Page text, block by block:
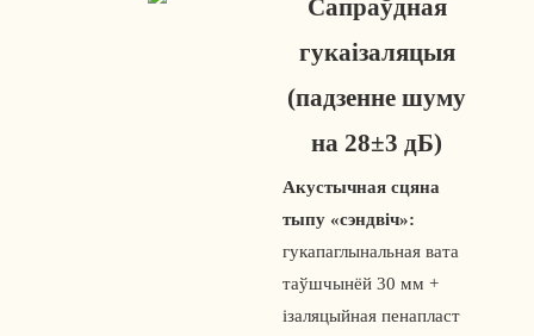
Сапраўдная
гукаізаляцыя
(падзенне шуму
на 28±3 дБ)
Акустычная сцяна
тыпу «сэндвіч»:
гукапаглынальная вата
таўшчынёй 30 мм +
ізаляцыйная пенапласт